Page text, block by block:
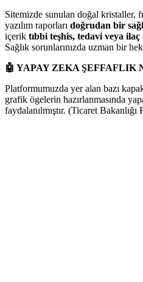
Sitemizde sunulan doğal kristaller,
yazılım raporları doğrudan bir
içerik tıbbi teşhis, tedavi veya
Sağlık sorunlarınızda uzman bir
🤖 YAPAY ZEKA ŞEFFAFLIK
Platformumuzda yer alan bazı
grafik ögelerin hazırlanmasında
faydalanılmıştır. (Ticaret